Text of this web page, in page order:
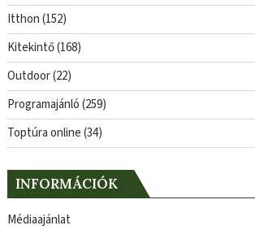
Itthon(152)
Kitekintő(168)
Outdoor(22)
Programajánló(259)
Toptúra online(34)
INFORMÁCIÓK
Médiaajánlat